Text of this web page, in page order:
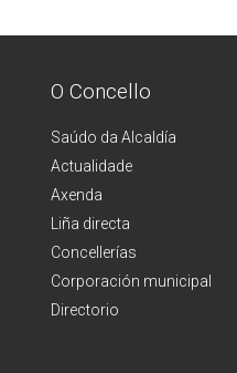
O Concello
Saúdo da Alcaldía
Actualidade
Axenda
Liña directa
Concellerías
Corporación municipal
Directorio